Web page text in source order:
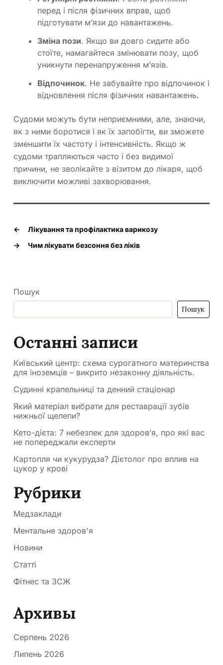
перед і після фізичних вправ, щоб
підготувати м’язи до навантажень.
Зміна пози. Якщо ви довго сидите або
стоїте, намагайтеся змінювати позу, щоб
уникнути перенапруження м’язів.
Відпочинок. Не забувайте про відпочинок і
відновлення після фізичних навантажень.
Судоми можуть бути неприємними, але, знаючи,
як з ними боротися і як їх запобігти, ви зможете
зменшити їх частоту і інтенсивність. Якщо ж
судоми трапляються часто і без видимої
причини, не зволікайте з візитом до лікаря, щоб
виключити можливі захворювання.
←
Лікування та профілактика варикозу
→
Чим лікувати безсоння без ліків
Пошук
Пошук
Останні записи
Київський центр: схема сурогатного материнства
для іноземців – викрито незаконну діяльність.
Судинні крапельниці та денний стаціонар
Який матеріал вибрати для реставрації зубів
нижньої щелепи?
Кето-дієта: 7 небезпек для здоров’я, про які вас
не попереджали експерти
Картопля чи кукурудза? Дієтолог про вплив на
цукор у крові
Рубрики
Медзаклади
Ментальне здоров'я
Новини
Статті
Фітнес та ЗСЖ
Архивы
Серпень 2026
Липень 2026